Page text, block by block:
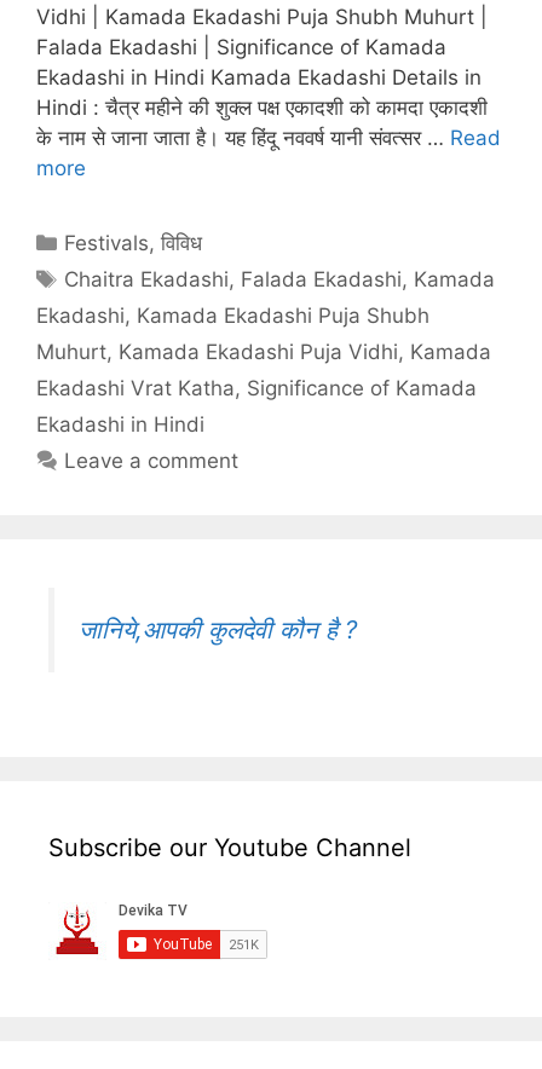
Vidhi | Kamada Ekadashi Puja Shubh Muhurt |
Falada Ekadashi | Significance of Kamada
Ekadashi in Hindi Kamada Ekadashi Details in
Hindi : चैत्र महीने की शुक्‍ल पक्ष एकादशी को कामदा एकादशी
के नाम से जाना जाता है। यह हिंदू नववर्ष यानी संवत्सर … Read
more
Categories
Festivals,विविध
Tags
Chaitra Ekadashi, Falada Ekadashi, Kamada
Ekadashi, Kamada Ekadashi Puja Shubh
Muhurt, Kamada Ekadashi Puja Vidhi, Kamada
Ekadashi Vrat Katha, Significance of Kamada
Ekadashi in Hindi
Leave a comment
जानिये,आपकी कुलदेवी कौन है ?
Subscribe our Youtube Channel